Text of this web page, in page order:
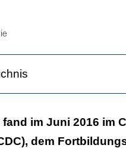
stellte amda vor
als überzeugt
im Juni 2016 im
dem